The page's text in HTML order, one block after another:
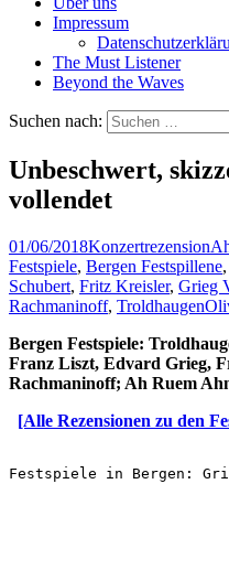
Impressum
The Must Listener
Beyond the Waves
Suchen nach:
Unbeschwert,
vollendet
01/06/2018Konzertrezension
Festspiele, Bergen Festspillene,
Schubert, Fritz Kreisler, Grieg
Rachmaninoff, Troldhaugen
Bergen Festspiele:
Franz Liszt, Edvard Grieg,
Rachmaninoff; Ah Ruem
[Alle Rezensionen zu den
Festspiele in Bergen: